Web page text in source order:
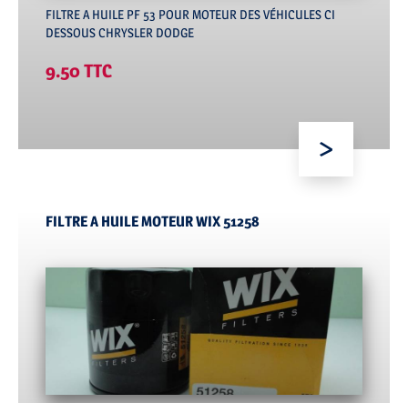
FILTRE A HUILE PF 53 POUR MOTEUR DES VÉHICULES CI
DESSOUS CHRYSLER DODGE
9.50 TTC
FILTRE A HUILE MOTEUR WIX 51258